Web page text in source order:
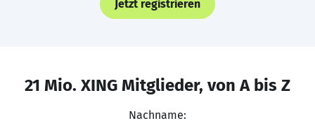
Jetzt registrieren
21 Mio. XING Mitglieder, von A bis Z
Nachname: